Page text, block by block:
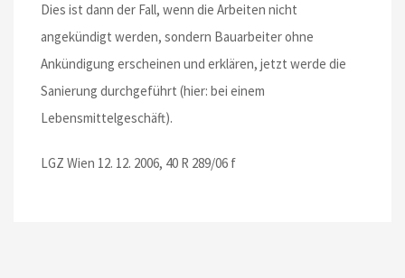
Dies ist dann der Fall, wenn die Arbeiten nicht
angekündigt werden, sondern Bauarbeiter ohne
Ankündigung erscheinen und erklären, jetzt werde die
Sanierung durchgeführt (hier: bei einem
Lebensmittelgeschäft).
LGZ Wien 12. 12. 2006, 40 R 289/06 f